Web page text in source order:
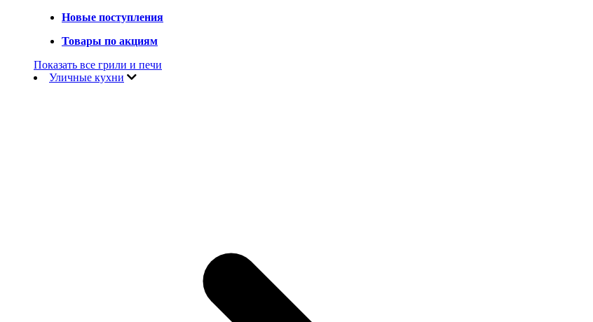
Новые поступления
Товары по акциям
Показать все грили и печи
Уличные кухни